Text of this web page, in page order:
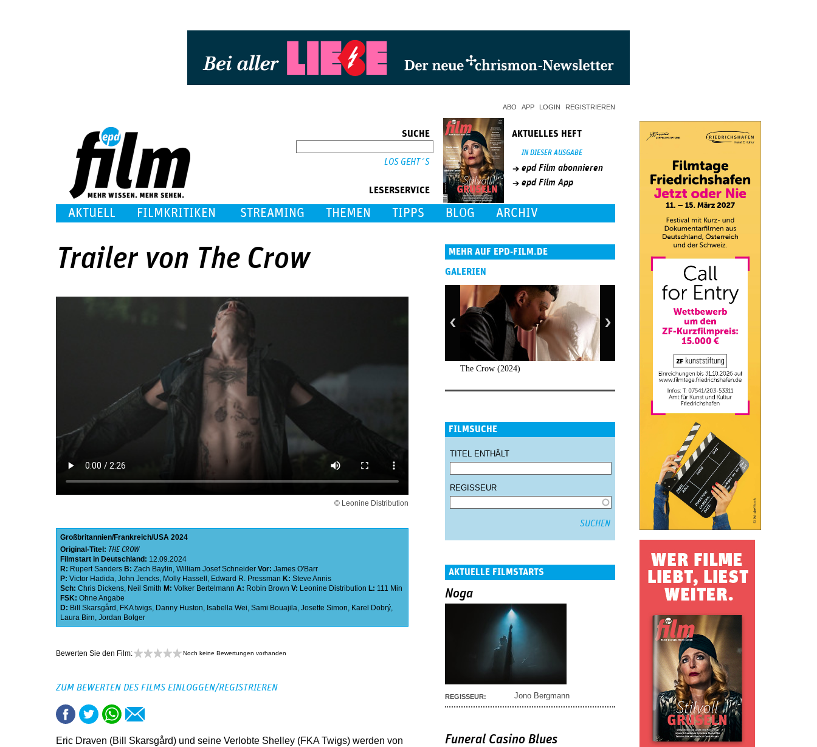
ABO APP LOGIN REGISTRIEREN
SUCHE
LESERSERVICE
AKTUELLES HEFT
IN DIESER AUSGABE
epd Film abonnieren
epd Film App
AKTUELL FILMKRITIKEN STREAMING THEMEN TIPPS BLOG ARCHIV
Trailer von The Crow
© Leonine Distribution
Großbritannien Frankreich USA 2024
Original-Titel: THE CROW
Filmstart in Deutschland: 12.09.2024
R: Rupert Sanders B: Zach Baylin, William Josef Schneider Vor: James O'Barr
P: Victor Hadida, John Jencks, Molly Hassell , Edward R. Pressman K: Steve Annis
Sch: Chris Dickens, Neil Smith M: Volker Bertelmann A: Robin Brown V: Leonine Distribution L: 111 Min
FSK: Ohne Angabe
D: Bill Skarsgård , FKA twigs, Danny Huston, Isabella Wei, Sami Bouajila, Josette Simon, Karel Dobrý,
Laura Birn, Jordan Bolger
Bewerten Sie den Film: Noch keine Bewertungen vorhanden
ZUM BEWERTEN DES FILMS EINLOGGEN/REGISTRIEREN
Eric Draven (Bill Skarsgård) und seine Verlobte Shelley (FKA Twigs) werden von
MEHR AUF EPD-FILM.DE
GALERIEN
The Crow (2024)
FILMSUCHE
TITEL ENTHÄLT
REGISSEUR
AKTUELLE FILMSTARTS
Noga
REGISSEUR: Jono Bergmann
Funeral Casino Blues